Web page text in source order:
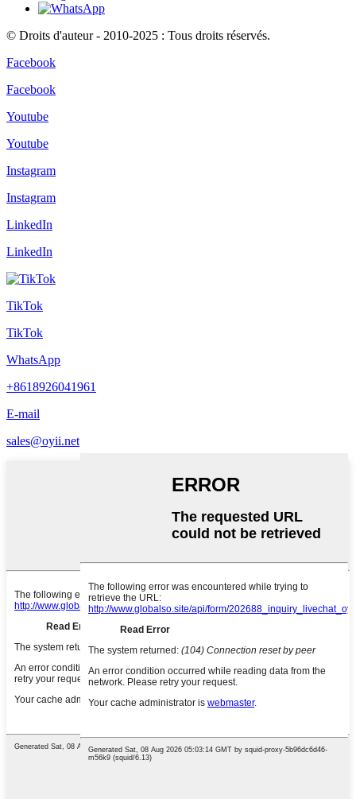
© Droits d'auteur - 2010-2025 : Tous droits réservés.
Facebook
Facebook
Youtube
Youtube
Instagram
Instagram
LinkedIn
LinkedIn
TikTok
TikTok
WhatsApp
+8618926041961
E-mail
sales@oyii.net